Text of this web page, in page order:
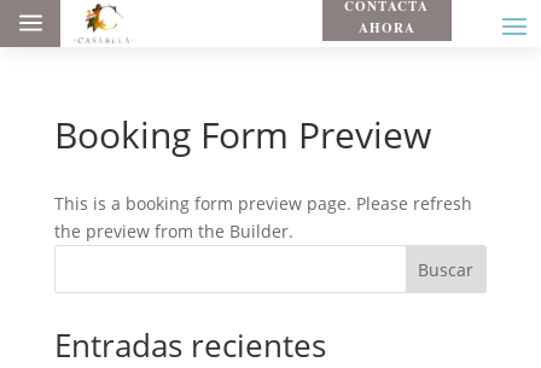
a
CONTACTA
AHORA
Booking Form Preview
This is a booking form preview page. Please refresh
the preview from the Builder.
Buscar
Entradas recientes